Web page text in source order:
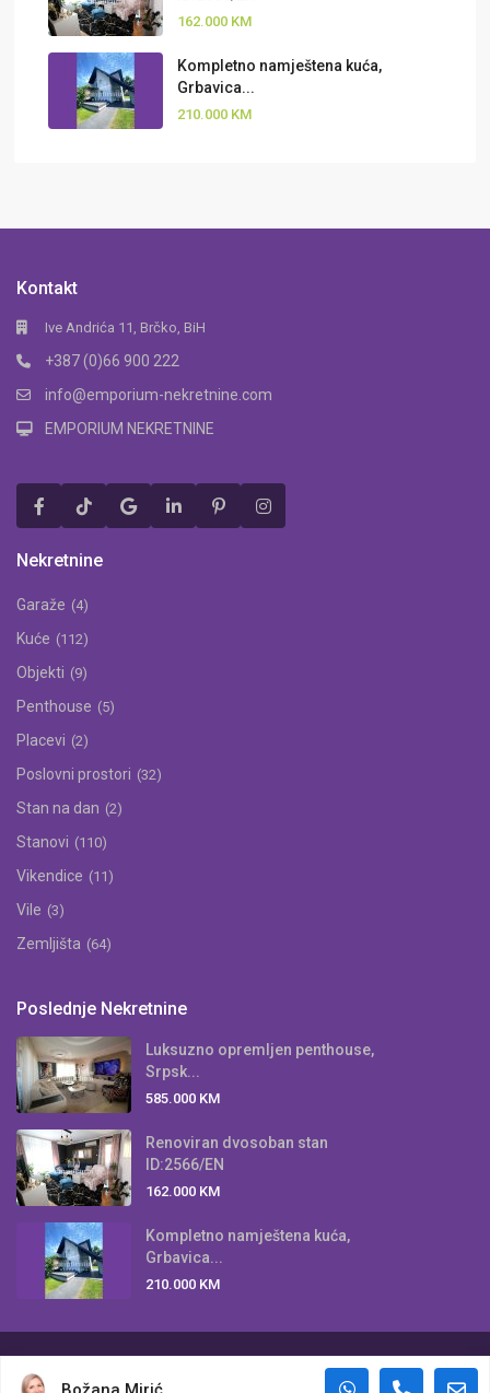
162.000 KM
Kompletno namještena kuća,
Grbavica...
210.000 KM
Kontakt
Ive Andrića 11, Brčko, BiH
+387 (0)66 900 222
info@emporium-nekretnine.com
EMPORIUM NEKRETNINE
Nekretnine
Garaže (4)
Kuće (112)
Objekti (9)
Penthouse (5)
Placevi (2)
Poslovni prostori (32)
Stan na dan (2)
Stanovi (110)
Vikendice (11)
Vile (3)
Zemljišta (64)
Poslednje Nekretnine
Luksuzno opremljen penthouse,
Srpsk...
585.000 KM
Renoviran dvosoban stan
ID:2566/EN
162.000 KM
Kompletno namještena kuća,
Grbavica...
210.000 KM
Copyright © 2016-2024 Emporium Nekretnine. Sva prava zadržana.
Zabranjeno preuzimanje sadržaja bez dozvole autora.